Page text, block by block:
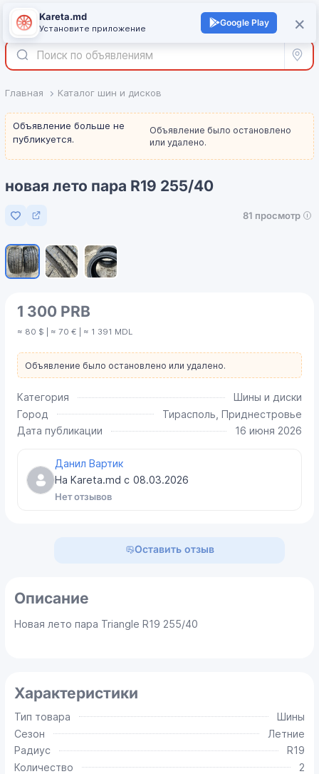
Войти +
Все
Главная Каталог шин и дисков
Объявление больше не
публикуется.
Объявление было остановлено
или удалено.
новая лето пара R19 255/40
Добавить в избранное
81 просмотр
1 300 PRB
≈ 80 $ | ≈ 70 € | ≈ 1 391 MDL
Объявление было остановлено или удалено.
Категория
Шины и диски
Город
Тирасполь, Приднестровье
Дата публикации
16 июня 2026
Данил Вартик
На Kareta.md с 08.03.2026
Нет отзывов
Оставить отзыв
Описание
Новая лето пара Triangle R19 255/40
Характеристики
Тип товара
Шины
Сезон
Летние
Радиус
R19
Количество
2
×
Kareta.md
Установите приложение
Google Play